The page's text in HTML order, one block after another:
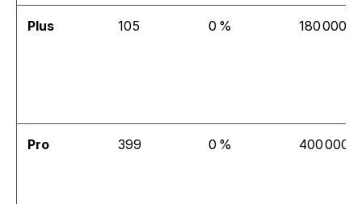
Plus 105 0 % 180 000
Pro 399 0 % 400 000